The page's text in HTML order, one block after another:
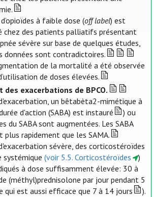
d’opioïdes à faible dose (off label) est
chez des patients palliatifs présentant
sévère sur base de quelques études,
données sont contradictoires.
de la mortalité a été observée
de doses élevées.
exacerbations de BPCO.
un bêtabèta2-mimétique à
d'action (SABA) est instauré
) ou
du SABA sont augmentées. Les SABA
plus rapidement que les SAMA.
sévère, des corticostéroïdes
systémique (voir 5.5. Corticostéroïdes
)
à dose suffisamment élevée: 30 à
(méthyl)prednisolone par jour pendant 5
qui est aussi efficace que 7 à 14 jours
).